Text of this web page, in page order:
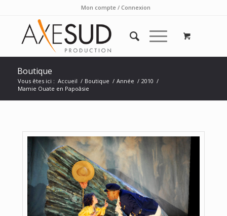
Mon compte / Connexion
Boutique
Vous êtes ici : Accueil / Boutique / Année / 2010 /
Mamie Ouate en Papoâsie